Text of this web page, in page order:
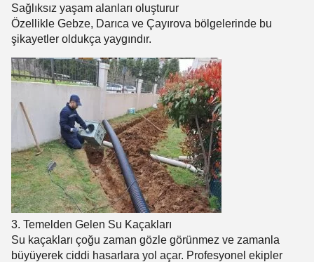
Sağlıksız yaşam alanları oluşturur
Özellikle Gebze, Darıca ve Çayırova bölgelerinde bu
şikayetler oldukça yaygındır.
3. Temelden Gelen Su Kaçakları
Su kaçakları çoğu zaman gözle görünmez ve zamanla
büyüyerek ciddi hasarlara yol açar. Profesyonel ekipler